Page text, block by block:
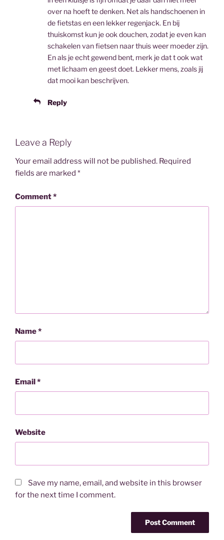
over na hoeft te denken. Net als handschoenen in
de fietstas en een lekker regenjack. En bij
thuiskomst kun je ook douchen, zodat je even kan
schakelen van fietsen naar thuis weer moeder zijn.
En als je echt gewend bent, merk je dat t ook wat
met lichaam en geest doet. Lekker mens, zoals jij
dat mooi kan beschrijven.
Reply
Leave a Reply
Your email address will not be published. Required
fields are marked *
Comment*
Name*
Email*
Website
Save my name, email, and website in this browser
for the next time I comment.